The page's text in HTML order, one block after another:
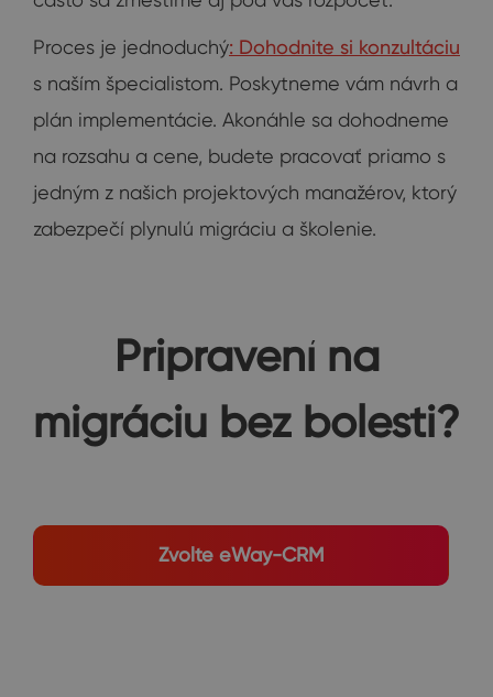
Proces je jednoduchý: Dohodnite si konzultáciu
s naším špecialistom. Poskytneme vám návrh a
plán implementácie. Akonáhle sa dohodneme
na rozsahu a cene, budete pracovať priamo s
jedným z našich projektových manažérov, ktorý
zabezpečí plynulú migráciu a školenie.
Pripravení na
migráciu bez bolesti?
Zvolte eWay-CRM